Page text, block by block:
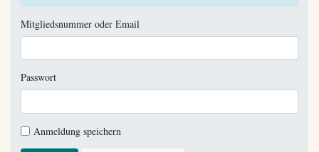
Mitgliedsnummer oder Email
Passwort
Anmeldung speichern